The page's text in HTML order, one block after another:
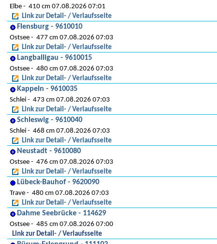
Elbe
410 cm 07.08.2026 07:01
Link zur Detail- / Verlaufsseite
Flensburg - 9610010
Ostsee
477 cm 07.08.2026 07:03
Link zur Detail- / Verlaufsseite
Langballigau - 9610015
Ostsee
480 cm 07.08.2026 07:03
Link zur Detail- / Verlaufsseite
Kappeln - 9610035
Schlei
473 cm 07.08.2026 07:03
Link zur Detail- / Verlaufsseite
Schleswig - 9610040
Schlei
468 cm 07.08.2026 07:03
Link zur Detail- / Verlaufsseite
Neustadt - 9610080
Ostsee
476 cm 07.08.2026 07:03
Link zur Detail- / Verlaufsseite
Lübeck-Bauhof - 9620090
Trave
480 cm 07.08.2026 07:03
Link zur Detail- / Verlaufsseite
Dahme Seebrücke - 114629
Ostsee
485 cm 07.08.2026 07:00
Link zur Detail- / Verlaufsseite